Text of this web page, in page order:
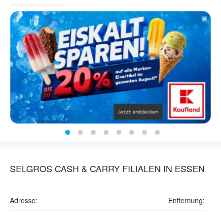
SELGROS CASH & CARRY FILIALEN IN ESSEN
Adresse: Entfernung: